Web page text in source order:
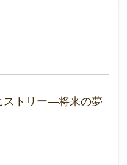
ストリー―将来の夢